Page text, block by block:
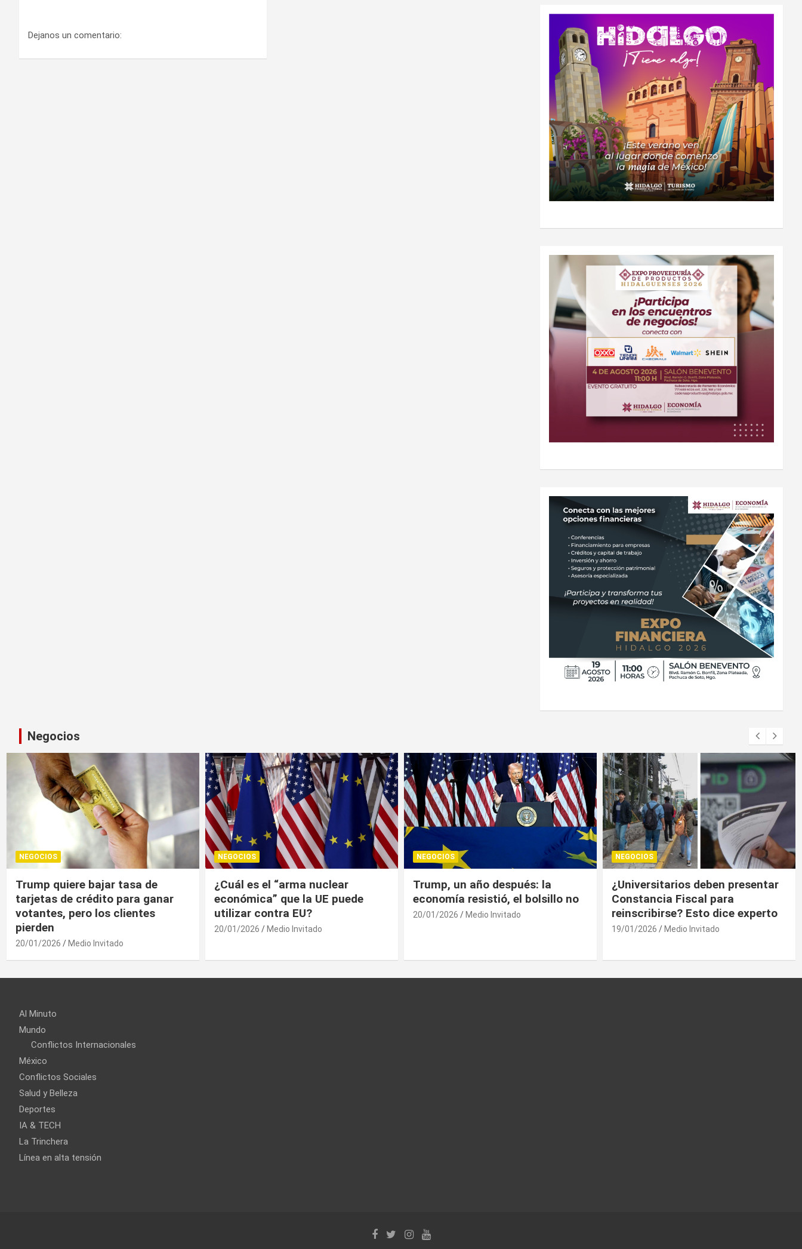
Dejanos un comentario:
Negocios
NEGOCIOS
¿Cuál es el “arma nuclear
económica” que la UE puede
utilizar contra EU?
20/01/2026
NEGOCIOS
Trump, un año después: la
economía resistió, el bolsillo no
20/01/2026 Medio Invitado
NEGOCIOS
¿Universitarios deben presentar
Constancia Fiscal para
reinscribirse? Esto dice experto
NEGOCIOS
Trump contiene el déficit
comercial de bienes, pero sin
descenso
19/01/2026 Medio Invitado
Al Minuto
Mundo
Conflictos Internacionales
México
Conflictos Sociales
Salud y Belleza
Deportes
IA & TECH
La Trinchera
Línea en alta tensión